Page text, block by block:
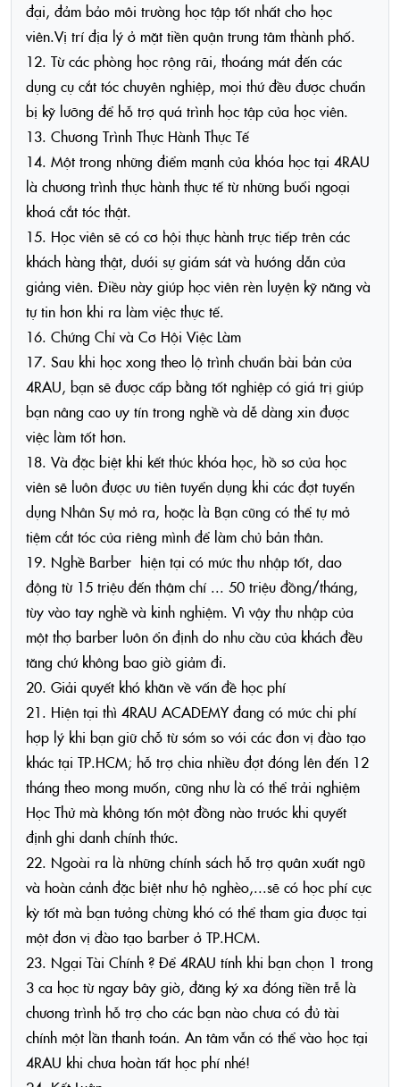
đại, đảm bảo môi trường học tập tốt nhất cho học
viên.Vị trí địa lý ở mặt tiền quận trung tâm thành phố.
12. Từ các phòng học rộng rãi, thoáng mát đến các
dụng cụ cắt tóc chuyên nghiệp, mọi thứ đều được chuẩn
bị kỹ lưỡng để hỗ trợ quá trình học tập của học viên.
13. Chương Trình Thực Hành Thực Tế
14. Một trong những điểm mạnh của khóa học tại 4RAU
là chương trình thực hành thực tế từ những buổi ngoại
khoá cắt tóc thật.
15. Học viên sẽ có cơ hội thực hành trực tiếp trên các
khách hàng thật, dưới sự giám sát và hướng dẫn của
giảng viên. Điều này giúp học viên rèn luyện kỹ năng và
tự tin hơn khi ra làm việc thực tế.
16. Chứng Chỉ và Cơ Hội Việc Làm
17. Sau khi học xong theo lộ trình chuẩn bài bản của
4RAU, bạn sẽ được cấp bằng tốt nghiệp có giá trị giúp
bạn nâng cao uy tín trong nghề và dễ dàng xin được
việc làm tốt hơn.
18. Và đặc biệt khi kết thúc khóa học, hồ sơ của học
viên sẽ luôn được ưu tiên tuyển dụng khi các đợt tuyển
dụng Nhân Sự mở ra, hoặc là Bạn cũng có thể tự mở
tiệm cắt tóc của riêng mình để làm chủ bản thân.
19. Nghề Barber hiện tại có mức thu nhập tốt, dao
động từ 15 triệu đến thậm chí ... 50 triệu đồng/tháng,
tùy vào tay nghề và kinh nghiệm. Vì vậy thu nhập của
một thợ barber luôn ổn định do nhu cầu của khách đều
tăng chứ không bao giờ giảm đi.
20. Giải quyết khó khăn về vấn đề học phí
21. Hiện tại thì 4RAU ACADEMY đang có mức chi phí
hợp lý khi bạn giữ chỗ từ sớm so với các đơn vị đào tạo
khác tại TP.HCM; hỗ trợ chia nhiều đợt đóng lên đến 12
tháng theo mong muốn, cũng như là có thể trải nghiệm
Học Thử mà không tốn một đồng nào trước khi quyết
định ghi danh chính thức.
22. Ngoài ra là những chính sách hỗ trợ quân xuất ngũ
và hoàn cảnh đặc biệt như hộ nghèo,...sẽ có học phí cực
kỳ tốt mà bạn tưởng chừng khó có thể tham gia được tại
một đơn vị đào tạo barber ở TP.HCM.
23. Ngại Tài Chính ? Để 4RAU tính khi bạn chọn 1 trong
3 ca học từ ngay bây giờ, đăng ký xa đóng tiền trễ là
chương trình hỗ trợ cho các bạn nào chưa có đủ tài
chính một lần thanh toán. An tâm vẫn có thể vào học tại
4RAU khi chưa hoàn tất học phí nhé!